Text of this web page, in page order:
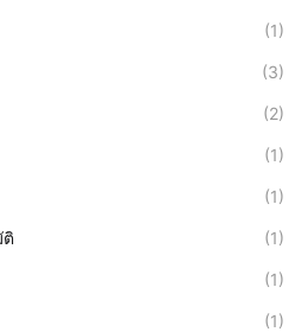
(1)
(3)
(2)
(1)
(1)
(1)
(1)
(1)